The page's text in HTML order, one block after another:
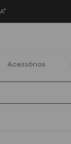
Acessórios